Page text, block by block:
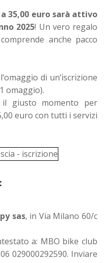
a 35,00 euro sarà attivo
2025! Un vero regalo
anche pacco
di un’iscrizione
omaggio).
il giusto momento per
euro con tutti i servizi
sas, in Via Milano 60/c
a: MBO bike club
029000292590. Inviare